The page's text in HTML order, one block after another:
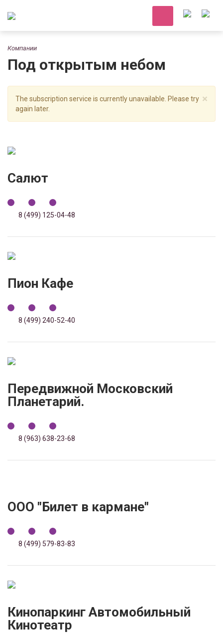
Компании
Под открытым небом
×
The subscription service is currently unavailable. Please try
again later.
Салют
8 (499) 125-04-48
Пион Кафе
8 (499) 240-52-40
Передвижной Московский
Планетарий.
8 (963) 638-23-68
ООО "Билет в кармане"
8 (499) 579-83-83
Кинопаркинг Автомобильный
Кинотеатр